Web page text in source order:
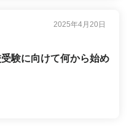
2025年4月20日
験に向けて何から始め